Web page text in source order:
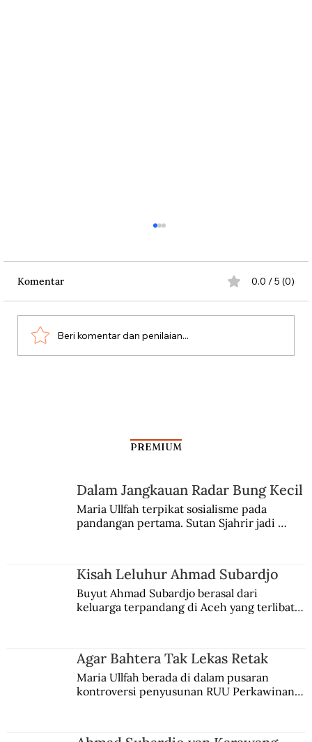
Aksi Koboi Jenderal Moestopo
Komentar 0.0 / 5 (0)
Beri komentar dan penilaian...
PREMIUM
Dalam Jangkauan Radar Bung Kecil
Maria Ullfah terpikat sosialisme pada
pandangan pertama. Sutan Sjahrir jadi
Kisah Leluhur Ahmad Subardjo
Buyut Ahmad Subardjo berasal dari
keluarga terpandang di Aceh yang terlibat
Agar Bahtera Tak Lekas Retak
Maria Ullfah berada di dalam pusaran
kontroversi penyusunan RUU Perkawinan.